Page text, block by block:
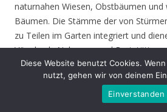
naturnahen Wiesen, Obstbäumen und
Bäumen. Die Stämme der von
zu Teilen im Garten integriert und
Vögeln als Nahrungs-und Brutstätte.
Beide sind Mitbegründer des NABU
Jahrzehnten für den Natur- und
Diese Website benutzt Cookies.
nutzt, gehen wir von deinem
Einverstanden